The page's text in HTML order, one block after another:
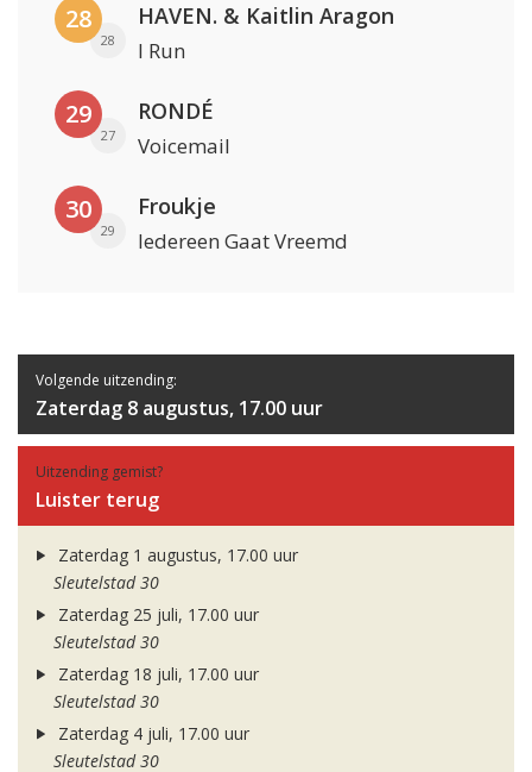
28
28
HAVEN. & Kaitlin Aragon
I Run
29
27
RONDÉ
Voicemail
30
29
Froukje
Iedereen Gaat Vreemd
Volgende uitzending:
Zaterdag 8 augustus, 17.00 uur
Uitzending gemist?
Luister terug
Zaterdag 1 augustus, 17.00 uur
Sleutelstad 30
Zaterdag 25 juli, 17.00 uur
Sleutelstad 30
Zaterdag 18 juli, 17.00 uur
Sleutelstad 30
Zaterdag 4 juli, 17.00 uur
Sleutelstad 30